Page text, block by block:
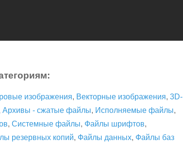
изображения, Векторные изображения, 3D-
Архивы - сжатые файлы, Исполняемые файлы,
, Системные файлы, Файлы шрифтов,
резервных копий, Файлы данных, Файлы баз